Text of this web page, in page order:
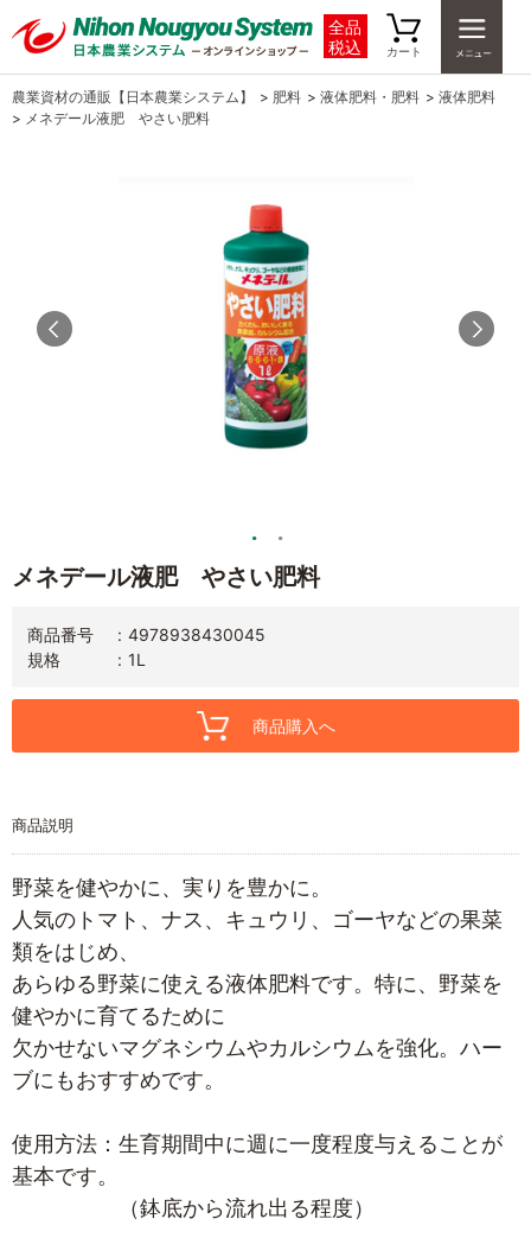
全品
税込
カート
農業資材の通販【日本農業システム】 > 肥料 > 液体肥料・肥料 > 液体肥料
> メネデール液肥 やさい肥料
メネデール液肥 やさい肥料
商品番号
4978938430045
規格
1L
商品購入へ
商品説明
野菜を健やかに、実りを豊かに。
人気のトマト、ナス、キュウリ、ゴーヤなどの果菜
類をはじめ、
あらゆる野菜に使える液体肥料です。特に、野菜を
健やかに育てるために
欠かせないマグネシウムやカルシウムを強化。ハー
ブにもおすすめです。
使用方法：生育期間中に週に一度程度与えることが
基本です。
（鉢底から流れ出る程度）